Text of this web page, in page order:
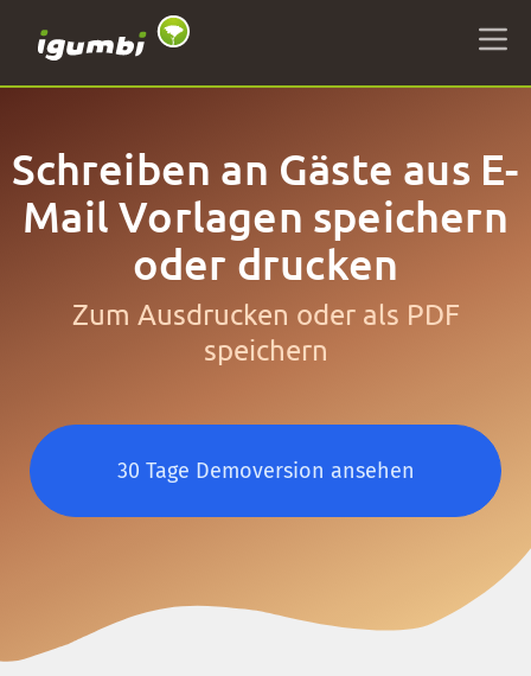
Schreiben an Gäste aus E-
Mail Vorlagen speichern
oder drucken
Zum Ausdrucken oder als PDF
speichern
30 Tage Demoversion ansehen